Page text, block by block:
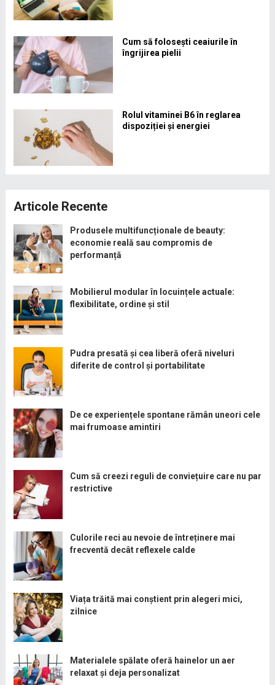
Cum să folosești ceaiurile în
îngrijirea pielii
Rolul vitaminei B6 în reglarea
dispoziției și energiei
Articole Recente
Produsele multifuncționale de beauty:
economie reală sau compromis de
performanță
Mobilierul modular în locuințele actuale:
flexibilitate, ordine și stil
Pudra presată și cea liberă oferă niveluri
diferite de control și portabilitate
De ce experiențele spontane rămân uneori cele
mai frumoase amintiri
Cum să creezi reguli de conviețuire care nu par
restrictive
Culorile reci au nevoie de întreținere mai
frecventă decât reflexele calde
Viața trăită mai conștient prin alegeri mici,
zilnice
Materialele spălate oferă hainelor un aer
relaxat și deja personalizat